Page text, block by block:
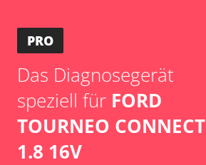
PRO
Das Diagnosegerät
speziell für FORD
TOURNEO CONNECT
1.8 16V